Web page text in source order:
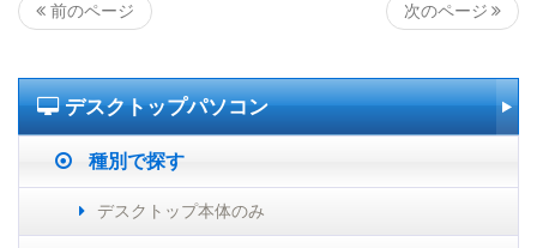
前のページ 次のページ
デスクトップパソコン
種別で探す
デスクトップ本体のみ